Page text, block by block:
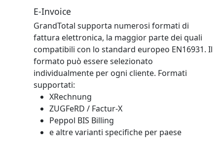
E-Invoice
GrandTotal supporta numerosi formati di
fattura elettronica, la maggior parte dei quali
compatibili con lo standard europeo EN16931. Il
formato può essere selezionato
individualmente per ogni cliente. Formati
supportati:
XRechnung
ZUGFeRD / Factur-X
Peppol BIS Billing
e altre varianti specifiche per paese